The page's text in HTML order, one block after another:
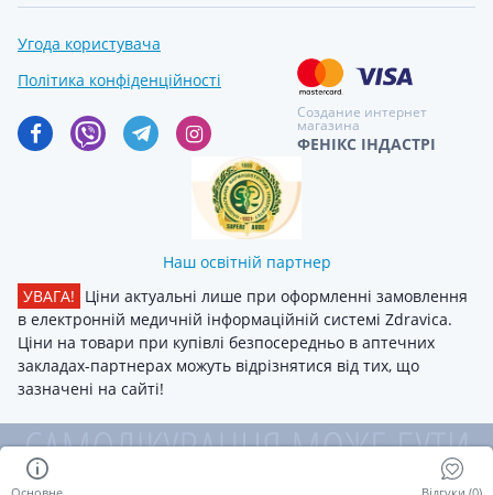
Угода користувача
Політика конфіденційності
Создание интернет
магазина
ФЕНІКС ІНДАСТРІ
Наш освітній партнер
УВАГА! Ціни актуальні лише при оформленні замовлення
в електронній медичній інформаційній системі Zdravica.
Ціни на товари при купівлі безпосередньо в аптечних
закладах-партнерах можуть відрізнятися від тих, що
зазначені на сайті!